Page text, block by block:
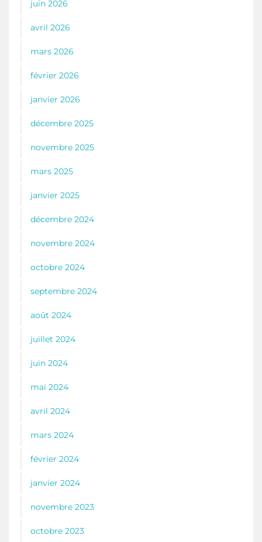
juin 2026
avril 2026
mars 2026
février 2026
janvier 2026
décembre 2025
novembre 2025
mars 2025
janvier 2025
décembre 2024
novembre 2024
octobre 2024
septembre 2024
août 2024
juillet 2024
juin 2024
mai 2024
avril 2024
mars 2024
février 2024
janvier 2024
novembre 2023
octobre 2023